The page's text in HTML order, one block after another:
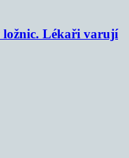
ložnic. Lékaři varují